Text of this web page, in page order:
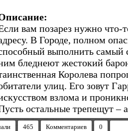
вам позарез нужно что-
В Городе, полном
выполнить самый
бледнеют жестокий
Королева
улиц. Его зовут
взлома и
остальные трепещут –
465 Комментариев 0